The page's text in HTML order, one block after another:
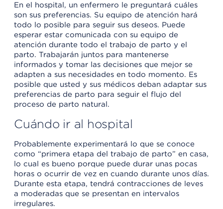
En el hospital, un enfermero le preguntará cuáles
son sus preferencias. Su equipo de atención hará
todo lo posible para seguir sus deseos. Puede
esperar estar comunicada con su equipo de
atención durante todo el trabajo de parto y el
parto. Trabajarán juntos para mantenerse
informados y tomar las decisiones que mejor se
adapten a sus necesidades en todo momento. Es
posible que usted y sus médicos deban adaptar sus
preferencias de parto para seguir el flujo del
proceso de parto natural.
Cuándo ir al hospital
Probablemente experimentará lo que se conoce
como “primera etapa del trabajo de parto” en casa,
lo cual es bueno porque puede durar unas pocas
horas o ocurrir de vez en cuando durante unos días.
Durante esta etapa, tendrá contracciones de leves
a moderadas que se presentan en intervalos
irregulares.